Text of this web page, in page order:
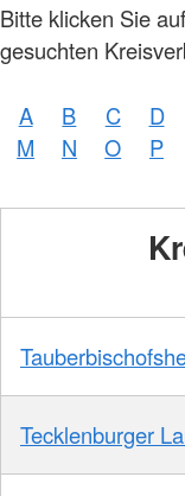
Bitte klicken Sie
gesuchten
A B C D
M
N O P
Tecklenburger